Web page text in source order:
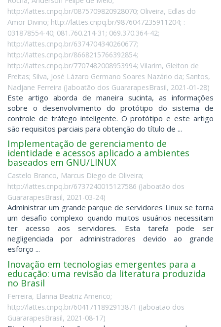
http://lattes.cnpq.br/0875709820928070; Oliveira, Edlas do
Amor Divino; http://lattes.cnpq.br/9876047235911204; :
031878554-40; 081.760.214-31; 069.370.364-42;
http://lattes.cnpq.br/6374704340260677;
http://lattes.cnpq.br/8668215766392854;
http://lattes.cnpq.br/7707482008953994; Vilarim, Gleiton de
Freitas; Silva, José Lázaro Germano Soares Nazário da; Santos,
Nadjane Ferreira (Jaboatão dos GuararapesBrasil, 2021-01-28)
Este artigo aborda de maneira sucinta, as informações
sobre o desenvolvimento do protótipo do sistema de
controle de tráfego inteligente. O protótipo e este artigo
são requisitos parciais para obtenção do título de ...
Implementação de gerenciamento de
identidade e acessos aplicado a ambientes
baseados em GNU/LINUX
Castelo Branco, Marcus Diego de Oliveira;
http://lattes.cnpq.br/6737240015127586 (Jaboatão dos
GuararapesBrasil, 2021-03-24)
Administrar um grande parque de servidores Linux se torna
um desafio complexo quando muitos usuários necessitam
ter acesso aos servidores. Esta tarefa pode ser
negligenciada por administradores devido ao grande
esforço ...
Inovação em tecnologias emergentes para a
educação: uma revisão da literatura produzida
no Brasil
Ferreira, Elanna Beatriz Americo;
http://lattes.cnpq.br/6041711892913871 (Jaboatão dos
GuararapesBrasil, 2021-08-17)